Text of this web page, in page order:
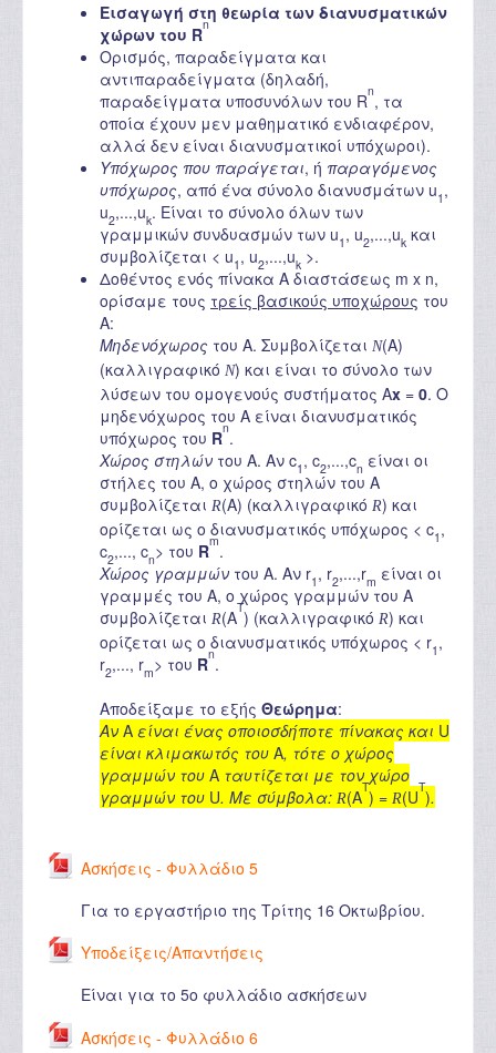
Εισαγωγή στη θεωρία των διανυσματικών
χώρων του Rn
Ορισμός, παραδείγματα και
αντιπαραδείγματα (δηλαδή,
παραδείγματα υποσυνόλων του Rn, τα
οποία έχουν μεν μαθηματικό ενδιαφέρον,
αλλά δεν είναι διανυσματικοί υπόχωροι).
Υπόχωρος που παράγεται, ή παραγόμενος
υπόχωρος, από ένα σύνολο διανυσμάτων u1 ,
u2,...,uk. Είναι το σύνολο όλων των
γραμμικών συνδυασμών των u1 , u2,...,uk και
συμβολίζεται < u1 , u2,...,uk >.
Δοθέντος ενός πίνακα A διαστάσεως m x n,
ορίσαμε τους τρείς βασικούς υποχώρους του
A:
Μηδενόχωρος του Α. Συμβολίζεται N(A)
(καλλιγραφικό N) και είναι το σύνολο των
λύσεων του ομογενούς συστήματος Ax = 0. Ο
μηδενόχωρος του A είναι διανυσματικός
υπόχωρος του Rn.
Χώρος στηλών του A. Αν c1 , c2,...,cn είναι οι
στήλες του A, ο χώρος στηλών του A
συμβολίζεται R(A) (καλλιγραφικό R) και
ορίζεται ως ο διανυσματικός υπόχωρος < c1 ,
c2,..., cn> του Rm.
Χώρος γραμμών του A. Αν r1 , r2,...,rm είναι οι
γραμμές του A, ο χώρος γραμμών του A
συμβολίζεται R(AT) (καλλιγραφικό R) και
ορίζεται ως ο διανυσματικός υπόχωρος < r1 ,
r2,..., rm> του Rn.
Αποδείξαμε το εξής Θεώρημα:
Αν A είναι ένας οποιοσδήποτε πίνακας και U
είναι κλιμακωτός του A, τότε ο χώρος
γραμμών του A ταυτίζεται με τον χώρο
γραμμών του U. Με σύμβολα: R(AT) = R(UT).
Ασκήσεις - Φυλλάδιο 5
Για το εργαστήριο της Τρίτης 16 Οκτωβρίου.
Υποδείξεις/Απαντήσεις
Είναι για το 5ο φυλλάδιο ασκήσεων
Ασκήσεις - Φυλλάδιο 6